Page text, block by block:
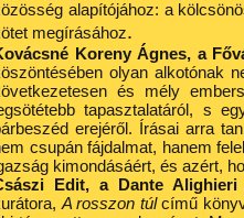
alapítójához: a
megírásához.
Koreny Ágnes, a
olyan alkotónak
és mély
tapasztalatáról, s
erejéről. Írásai arra
csupán fájdalmat, hanem
kimondásáért, és azért,
Edit, a Dante Alighieri
A rosszon túlcímű